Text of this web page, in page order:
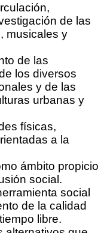
de las
musicales y
de las
los diversos
y de las
urbanas y
físicas,
a la
ámbito propicio
social.
social
de la calidad
libre.